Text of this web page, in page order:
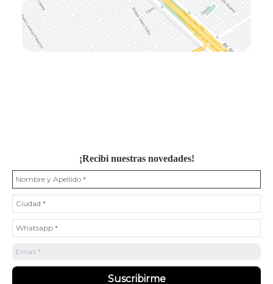
¡Recibi nuestras novedades!